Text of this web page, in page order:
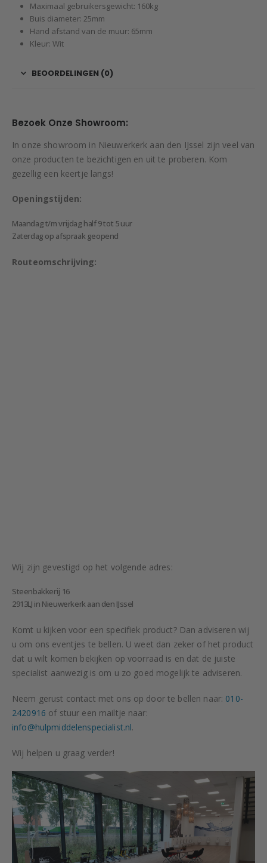
Maximaal gebruikersgewicht: 160kg
Buis diameter: 25mm
Hand afstand van de muur: 65mm
Kleur: Wit
BEOORDELINGEN (0)
Bezoek Onze Showroom:
In onze showroom in Nieuwerkerk aan den IJssel zijn veel van
onze producten te bezichtigen en uit te proberen. Kom
gezellig een keertje langs!
Openingstijden:
Maandag t/m vrijdag half 9 tot 5 uur
Zaterdag op afspraak geopend
Routeomschrijving:
Wij zijn gevestigd op het volgende adres:
Steenbakkerij 16
2913LJ in Nieuwerkerk aan den IJssel
Komt u kijken voor een specifiek product? Dan adviseren wij
u om ons eventjes te bellen. U weet dan zeker of het product
dat u wilt komen bekijken op voorraad is en dat de juiste
specialist aanwezig is om u zo goed mogelijk te adviseren.
Neem gerust contact met ons op door te bellen naar: 010-
2420916 of stuur een mailtje naar:
info@hulpmiddelenspecialist.nl.
Wij helpen u graag verder!